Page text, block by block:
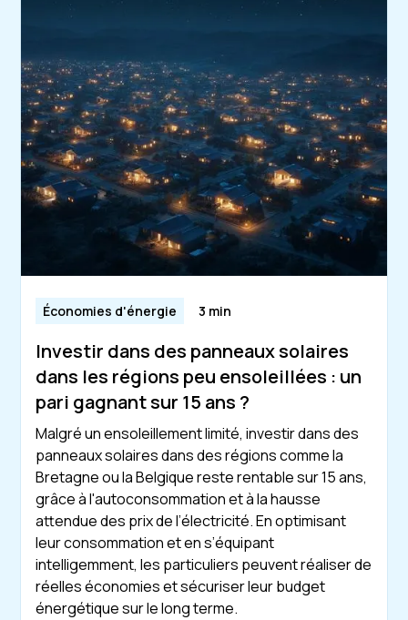
Économies d'énergie 3 min
Investir dans des panneaux solaires
dans les régions peu ensoleillées : un
pari gagnant sur 15 ans ?
Malgré un ensoleillement limité, investir dans des
panneaux solaires dans des régions comme la
Bretagne ou la Belgique reste rentable sur 15 ans,
grâce à l'autoconsommation et à la hausse
attendue des prix de l’électricité. En optimisant
leur consommation et en s’équipant
intelligemment, les particuliers peuvent réaliser de
réelles économies et sécuriser leur budget
énergétique sur le long terme.